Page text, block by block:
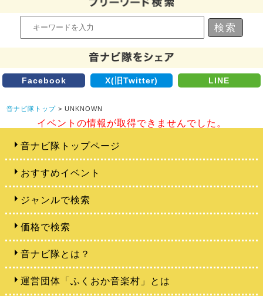
Facebook X(旧Twitter) LINE
音ナビ隊トップ > UNKNOWN
イベントの情報が取得できませんでした。
音ナビ隊トップページ
おすすめイベント
ジャンルで検索
価格で検索
音ナビ隊とは？
運営団体「ふくおか音楽村」とは